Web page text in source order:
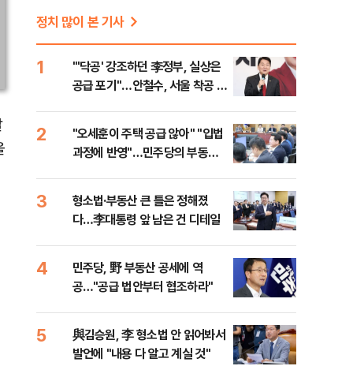
정치 많이 본 기사
1
"'닥공' 강조하던 李정부, 실상은
공급 포기"…안철수, 서울 착공 실
2
"오세훈이 주택 공급 않아" "입법
과정에 반영"…민주당의 부동산
3
형소법·부동산 큰 틀은 정해졌
다…李대통령 앞 남은 건 디테일
4
민주당, 野 부동산 공세에 역
공…"공급 법안부터 협조하라"
5
與김승원, 李 형소법 안 읽어봐서
발언에 "내용 다 알고 계실 것"